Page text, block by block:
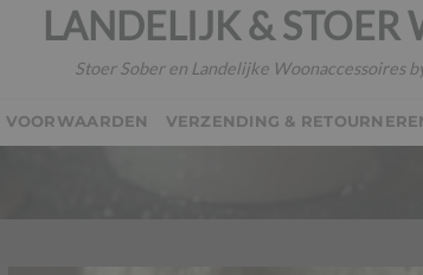
LANDELIJK & STOER
Stoer Sober en Landelijke Woonaccessoires
VOORWAARDEN VERZENDING &